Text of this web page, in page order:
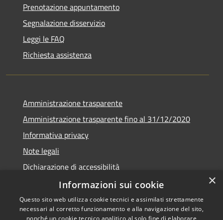
Prenotazione appuntamento
Segnalazione disservizio
Leggi le FAQ
Richiesta assistenza
Amministrazione trasparente
Amministrazione trasparente fino al 31/12/2020
Informativa privacy
Note legali
Dichiarazione di accessibilità
Copyright © 2026 • Comune di
×
Informazioni sui cookie
Questo sito web utilizza cookie tecnici e assimilati strettamente
necessari al corretto funzionamento e alla navigazione del sito,
nonché un cookie tecnico analitico al solo fine di elaborare